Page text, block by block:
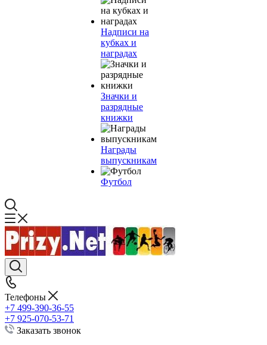
Надписи на
кубках и
наградах
Значки и
разрядные
книжки
Награды
выпускникам
Футбол
Телефоны
+7 499-390-36-55
+7 925-070-53-71
Заказать звонок